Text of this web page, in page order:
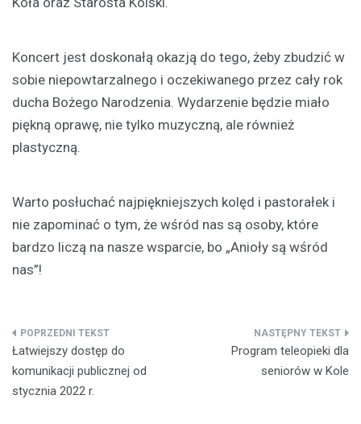
Koncert jest doskonałą okazją do tego, żeby zbudzić w
sobie niepowtarzalnego i oczekiwanego przez cały rok
ducha Bożego Narodzenia. Wydarzenie będzie miało
piękną oprawę, nie tylko muzyczną, ale również
plastyczną.
Warto posłuchać najpiękniejszych kolęd i pastorałek i
nie zapominać o tym, że wśród nas są osoby, które
bardzo liczą na nasze wsparcie, bo „Anioły są wśród
nas”!
Nawigacja
wpisu
Łatwiejszy dostęp do
komunikacji publicznej od
stycznia 2022 r.
Program teleopieki dla
seniorów w Kole